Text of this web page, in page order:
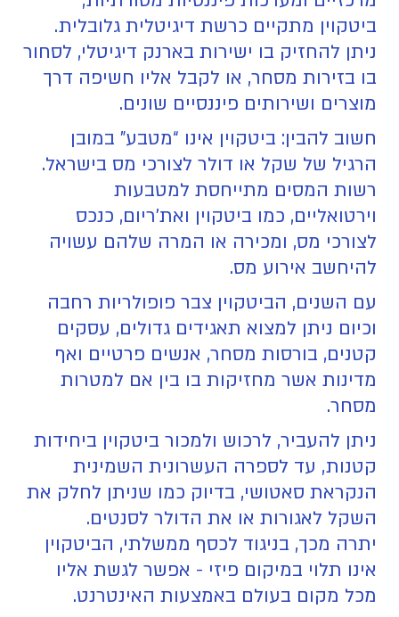
ביטקוין מתקיים כרשת דיגיטלית גלובלית.
ניתן להחזיק בו ישירות בארנק דיגיטלי, לסחור
בו בזירות מסחר, או לקבל אליו חשיפה דרך
מוצרים ושירותים פיננסיים שונים.
חשוב להבין: ביטקוין אינו “מטבע” במובן
הרגיל של שקל או דולר לצורכי מס בישראל.
רשות המסים מתייחסת למטבעות
וירטואליים, כמו ביטקוין ואת’ריום, כנכס
לצורכי מס, ומכירה או המרה שלהם עשויה
להיחשב אירוע מס.
עם השנים, הביטקוין צבר פופולריות רחבה
וכיום ניתן למצוא תאגידים גדולים, עסקים
קטנים, בורסות מסחר, אנשים פרטיים ואף
מדינות אשר מחזיקות בו בין אם למטרות
מסחר.
ניתן להעביר, לרכוש ולמכור ביטקוין ביחידות
קטנות, עד לספרה העשרונית השמינית
הנקראת סאטושי, בדיוק כמו שניתן לחלק את
השקל לאגורות או את הדולר לסנטים.
יתרה מכך, בניגוד לכסף ממשלתי, הביטקוין
אינו תלוי במיקום פיזי - אפשר לגשת אליו
מכל מקום בעולם באמצעות האינטרנט.